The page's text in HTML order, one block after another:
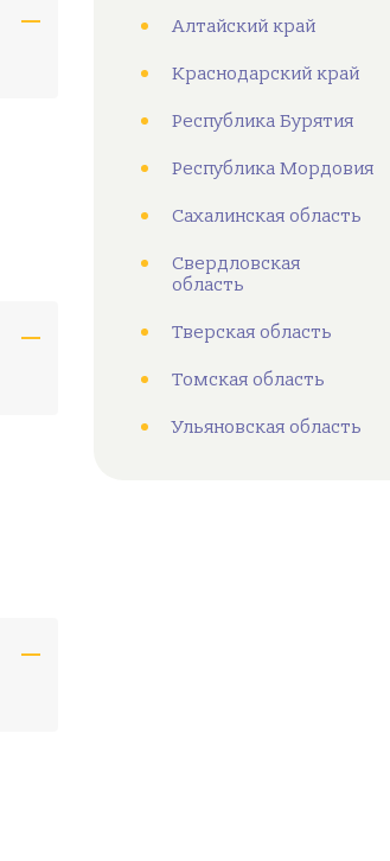
Алтайский край
Краснодарский край
Республика Бурятия
Республика Мордовия
Сахалинская область
Свердловская
область
Тверская область
Томская область
Ульяновская область